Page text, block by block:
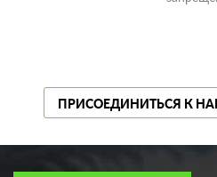
ПРИСОЕДИНИТЬСЯ К